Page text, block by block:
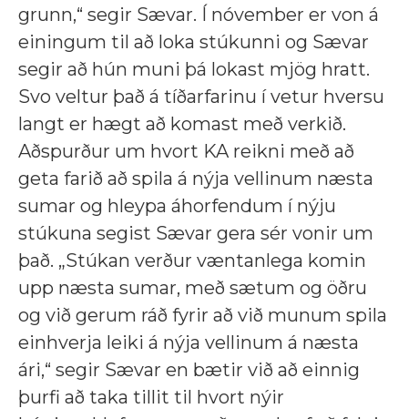
grunn,“ segir Sævar. Í nóvember er von á
einingum til að loka stúkunni og Sævar
segir að hún muni þá lokast mjög hratt.
Svo veltur það á tíðarfarinu í vetur hversu
langt er hægt að komast með verkið.
Aðspurður um hvort KA reikni með að
geta farið að spila á nýja vellinum næsta
sumar og hleypa áhorfendum í nýju
stúkuna segist Sævar gera sér vonir um
það. „Stúkan verður væntanlega komin
upp næsta sumar, með sætum og öðru
og við gerum ráð fyrir að við munum spila
einhverja leiki á nýja vellinum á næsta
ári,“ segir Sævar en bætir við að einnig
þurfi að taka tillit til hvort nýir